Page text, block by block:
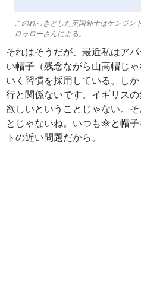
このれっきとした英国紳士はケンジン
ロゥローさんによる。
それはそうだが、最近私はア
い帽子（残念ながら山高帽じ
いく習慣を採用している。し
行と関係ないです。イギリス
欲しいということじゃない。
とじゃないね。いつも傘と帽
トの近い問題だから。